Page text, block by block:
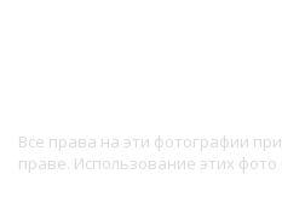
Все права на эти фотографии
праве. Использование этих